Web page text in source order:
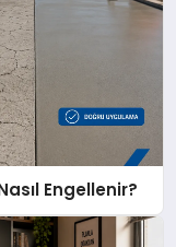
Engellenir?